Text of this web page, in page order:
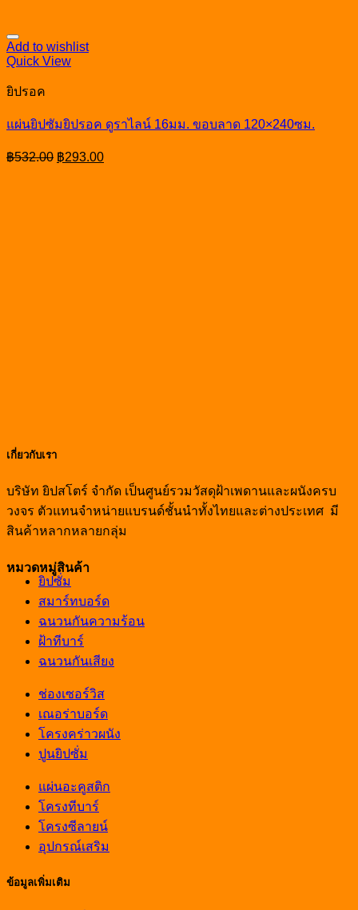
Add to wishlist
Quick View
ยิปรอค
แผ่นยิปซัมยิปรอค ดูราไลน์ 16มม. ขอบลาด 120×240ซม.
฿532.00 Original
price
฿293.00Current
price
เกี่ยวกับเรา
บริษัท ยิปสโตร์ จำกัด เป็นศูนย์รวมวัสดุฝ้าเพดานและผนังครบ
วงจร ตัวแทนจำหน่ายแบรนด์ชั้นนำทั้งไทยและต่างประเทศ มี
สินค้าหลากหลายกลุ่ม
หมวดหมู่สินค้า
ยิปซั่ม
สมาร์ทบอร์ด
ฉนวนกันความร้อน
ฝ้าทีบาร์
ฉนวนกันเสียง
ช่องเซอร์วิส
เณอร่าบอร์ด
โครงคร่าวผนัง
ปูนยิปซั่ม
แผ่นอะคูสติก
โครงทีบาร์
โครงซีลายน์
อุปกรณ์เสริม
ข้อมูลเพิ่มเติม